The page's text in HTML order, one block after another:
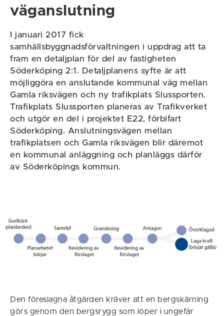
väganslutning
I januari 2017 fick
samhällsbyggnadsförvaltningen i uppdrag att ta
fram en detaljplan för del av fastigheten
Söderköping 2:1. Detaljplanens syfte är att
möjliggöra en anslutande kommunal väg mellan
Gamla riksvägen och ny trafikplats Slussporten.
Trafikplats Slussporten planeras av Trafikverket
och utgör en del i projektet E22, förbifart
Söderköping. Anslutningsvägen mellan
trafikplatsen och Gamla riksvägen blir däremot
en kommunal anläggning och planläggs därför
av Söderköpings kommun.
Den föreslagna åtgärden kräver att en bergskärning
görs genom den bergsrygg som löper i ungefär